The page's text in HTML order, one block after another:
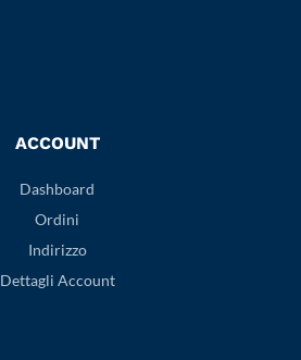
ACCOUNT
Dashboard
Ordini
Indirizzo
Dettagli Account